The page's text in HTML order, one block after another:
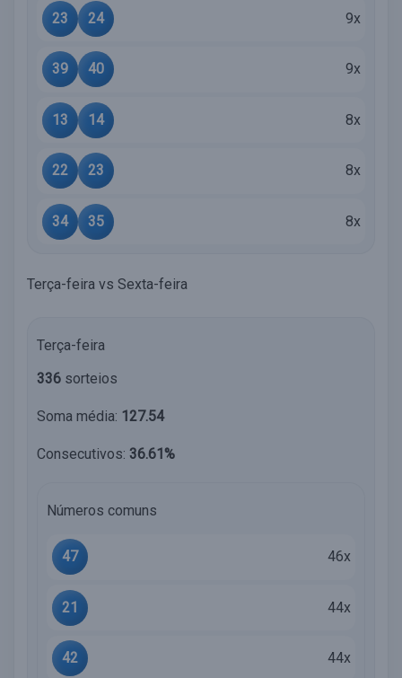
23 24 9x
39 40 9x
13 14 8x
22 23 8x
34 35 8x
Terça-feira vs Sexta-feira
Terça-feira
336 sorteios
Soma média: 127.54
Consecutivos: 36.61%
Números comuns
47 46x
21 44x
42 44x